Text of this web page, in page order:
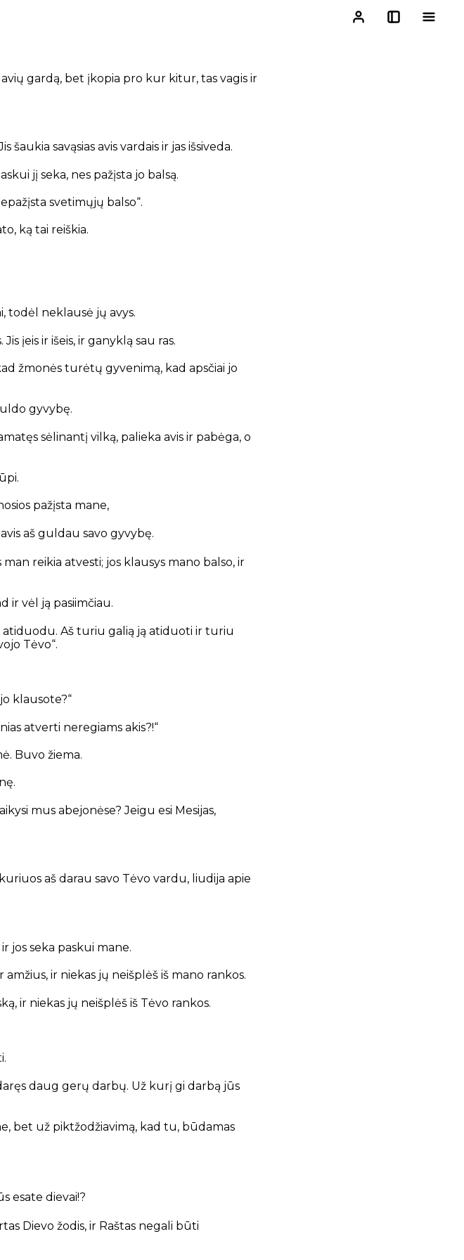
gardą, bet įkopia pro kur kitur, tas vagis ir
šaukia savąsias avis vardais ir jas išsiveda.
jį seka, nes pažįsta jo balsą.
svetimųjų balso“.
ką tai reiškia.
todėl neklausė jų avys.
Jis įeis ir išeis, ir ganyklą sau ras.
žmonės turėtų gyvenimą, kad apsčiai jo
gyvybę.
sėlinantį vilką, palieka avis ir pabėga, o
pažįsta mane,
aš guldau savo gyvybę.
man reikia atvesti; jos klausys mano balso, ir
ir vėl ją pasiimčiau.
atiduodu. Aš turiu galią ją atiduoti ir turiu
Tėvo“.
klausote?“
atverti neregiams akis?!“
Buvo žiema.
mus abejonėse? Jeigu esi Mesijas,
aš darau savo Tėvo vardu, liudija apie
jos seka paskui mane.
amžius, ir niekas jų neišplėš iš mano rankos.
ir niekas jų neišplėš iš Tėvo rankos.
daug gerų darbų. Už kurį gi darbą jūs
bet už piktžodžiavimą, kad tu, būdamas
esate dievai!?
Dievo žodis, ir Raštas negali būti